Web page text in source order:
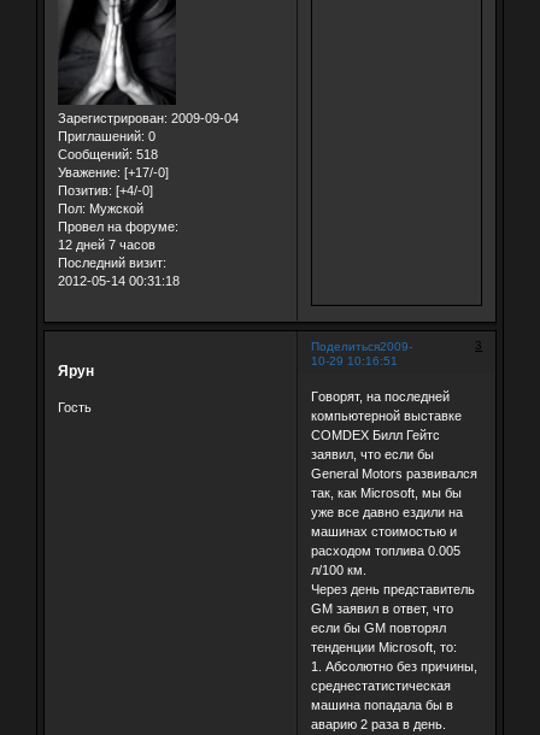
Зарегистрирован: 2009-09-04
Приглашений: 0
Сообщений: 518
Уважение: [+17/-0]
Позитив: [+4/-0]
Пол: Мужской
Провел на форуме:
12 дней 7 часов
Последний визит:
2012-05-14 00:31:18
Поделиться 3
2009-
10-29 10:16:51
Ярун
Гость
Гoворят, на последней
компьютерной выставке
COMDEX Билл Гейтс
заявил, что если бы
General Motors развивался
так, как Microsoft, мы бы
уже все давно ездили на
машинах стоимостью и
расходом топлива 0.005
л/100 км.
Через день представитель
GM заявил в ответ, что
если бы GM повторял
тенденции Microsoft, то:
1. Абсолютно без причины,
среднестатистическая
машина попадала бы в
аварию 2 раза в день.